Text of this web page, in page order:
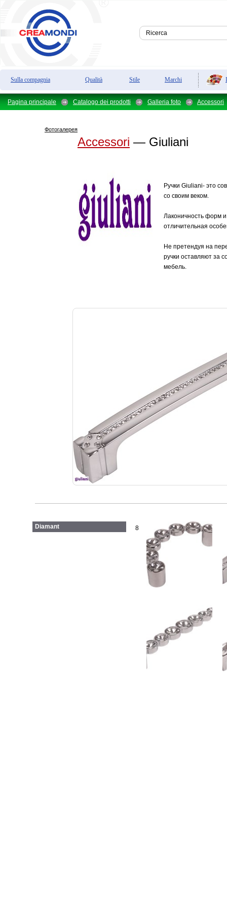
Sulla compagnia Qualità Stile Marchi
Pagina principale Catalogo dei prodotti Galleria foto Accessori
Фотогалерея
Accessori — Giuliani
Ручки Giuliani- это
со своим веком.
Лаконичность форм
отличительная
Не претендуя на
ручки оставляют за
мебель.
Diamant 8